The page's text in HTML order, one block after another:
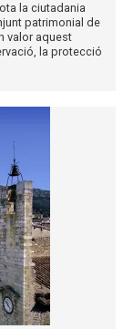
la ciutadania
patrimonial de
valor aquest
la protecció